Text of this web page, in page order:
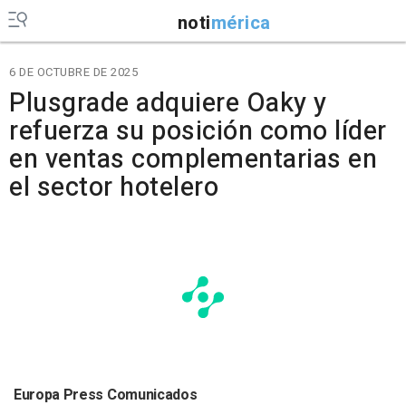
notimérica
6 DE OCTUBRE DE 2025
Plusgrade adquiere Oaky y
refuerza su posición como líder
en ventas complementarias en
el sector hotelero
Europa Press Comunicados